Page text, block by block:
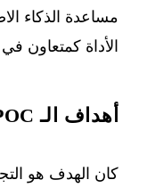
الأداة كمتعاون
أهداف الـ POC
كان الهدف هو